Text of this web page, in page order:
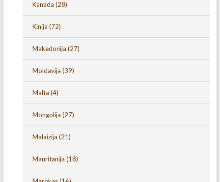
Kanada (28)
Kinija (72)
Makedonija (27)
Moldavija (39)
Malta (4)
Mongolija (27)
Malaizija (21)
Mauritanija (18)